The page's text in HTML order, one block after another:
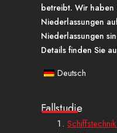
betreibt. Wir
Niederlassungen
Niederlassungen
Details finden Sie
Deutsch
Fallstudie